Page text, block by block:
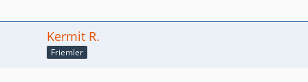
Kermit R.
Friemler